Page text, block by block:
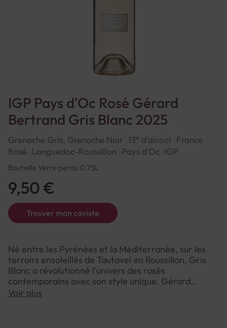
IGP Pays d'Oc Rosé Gérard
Bertrand Gris Blanc 2025
Grenache Gris, Grenache Noir 13° d'alcool
France
Rosé
Languedoc-Roussillon Pays d'Oc IGP
Bouteille Verre perdu 0,75L
Trouver mon caviste
9,50 €
Né entre les Pyrénées et la Méditerranée, sur les
terroirs ensoleillés de Tautavel en Roussillon, Gris
Blanc a révolutionné l'univers des rosés
contemporains avec son style unique. Gérard
Bertrand a imaginé cette cuvée comme l'expression
Voir plus